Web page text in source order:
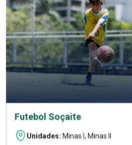
Futebol Soçaite
Unidades: Minas I, Minas II